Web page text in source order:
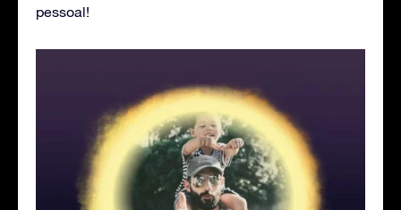
pessoal!